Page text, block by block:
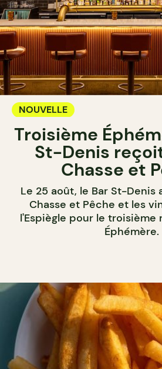
NOUVELLE
Troisième
St-Denis
Chasse et
Le 25 août, le Bar St-Denis
Chasse et Pêche et les
l'Espiègle pour le troisième
Éphémère.